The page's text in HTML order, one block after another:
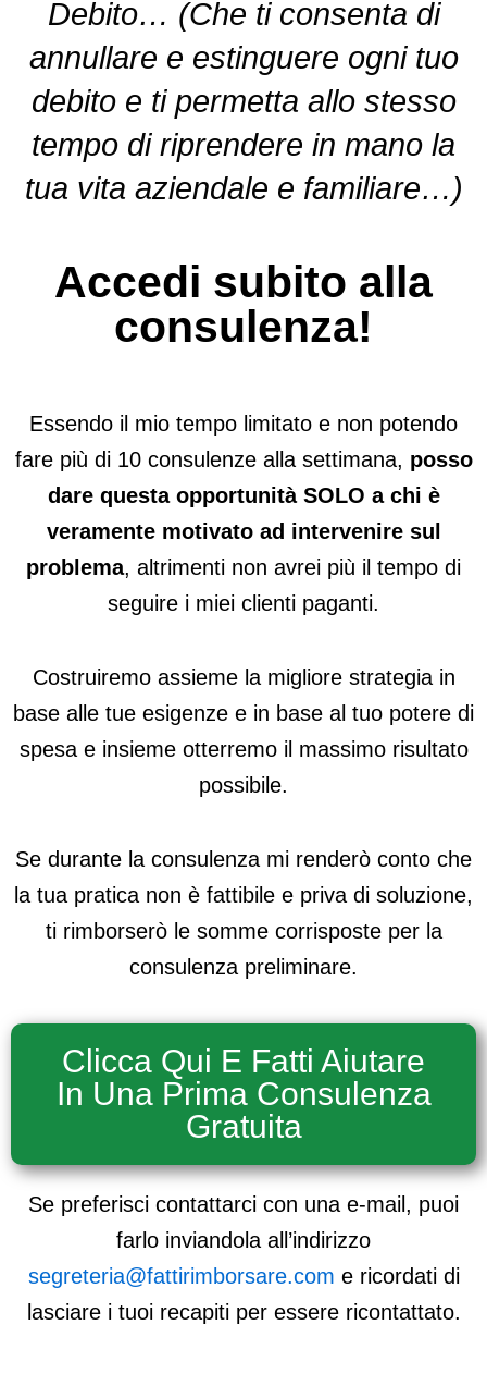
Debito… (Che ti consenta di
annullare e estinguere ogni tuo
debito e ti permetta allo stesso
tempo di riprendere in mano la
tua vita aziendale e familiare…)
Accedi subito alla
consulenza!
Essendo il mio tempo limitato e non potendo
fare più di 10 consulenze alla settimana, posso
dare questa opportunità SOLO a chi è
veramente motivato ad intervenire sul
problema, altrimenti non avrei più il tempo di
seguire i miei clienti paganti.
Costruiremo assieme la migliore strategia in
base alle tue esigenze e in base al tuo potere di
spesa e insieme otterremo il massimo risultato
possibile.
Se durante la consulenza mi renderò conto che
la tua pratica non è fattibile e priva di soluzione,
ti rimborserò le somme corrisposte per la
consulenza preliminare.
Clicca Qui E Fatti Aiutare
In Una Prima Consulenza
Gratuita
Se preferisci contattarci con una e-mail, puoi
farlo inviandola all’indirizzo
segreteria@fattirimborsare.com e ricordati di
lasciare i tuoi recapiti per essere ricontattato.